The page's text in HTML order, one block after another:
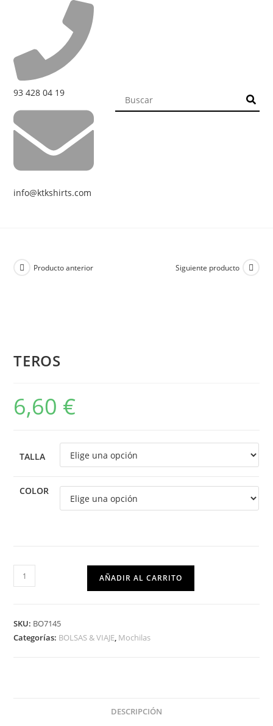
93 428 04 19
info@ktkshirts.com
Producto anterior Siguiente producto
TEROS
6,60 €
TALLA
COLOR
AÑADIR AL CARRITO
SKU: BO7145
Categorías: BOLSAS & VIAJE, Mochilas
DESCRIPCIÓN